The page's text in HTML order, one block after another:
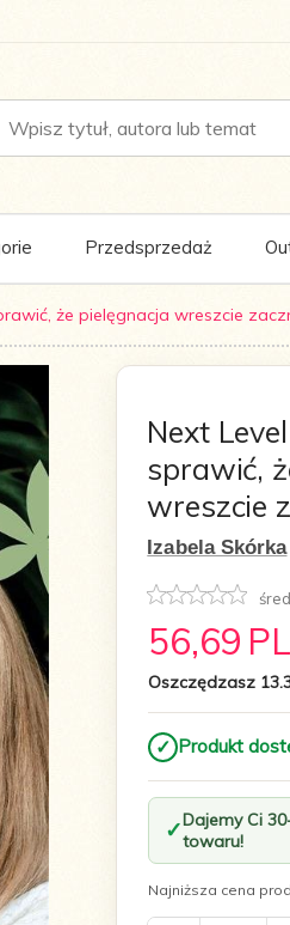
Przedsprzedaż
że pielęgnacja wreszcie
Next
sprawić,
wreszcie
Izabela Skórka
56,69
Oszczędzasz
✓ Produkt
Dajemy Ci
towaru!
Najniższa cena